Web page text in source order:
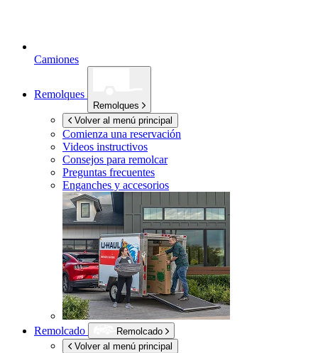
Camiones
Remolques
Remolques
Volver al menú principal
Comienza una reservación
Videos instructivos
Consejos para remolcar
Preguntas frecuentes
Enganches y accesorios
Remolcado
Remolcado
Volver al menú principal